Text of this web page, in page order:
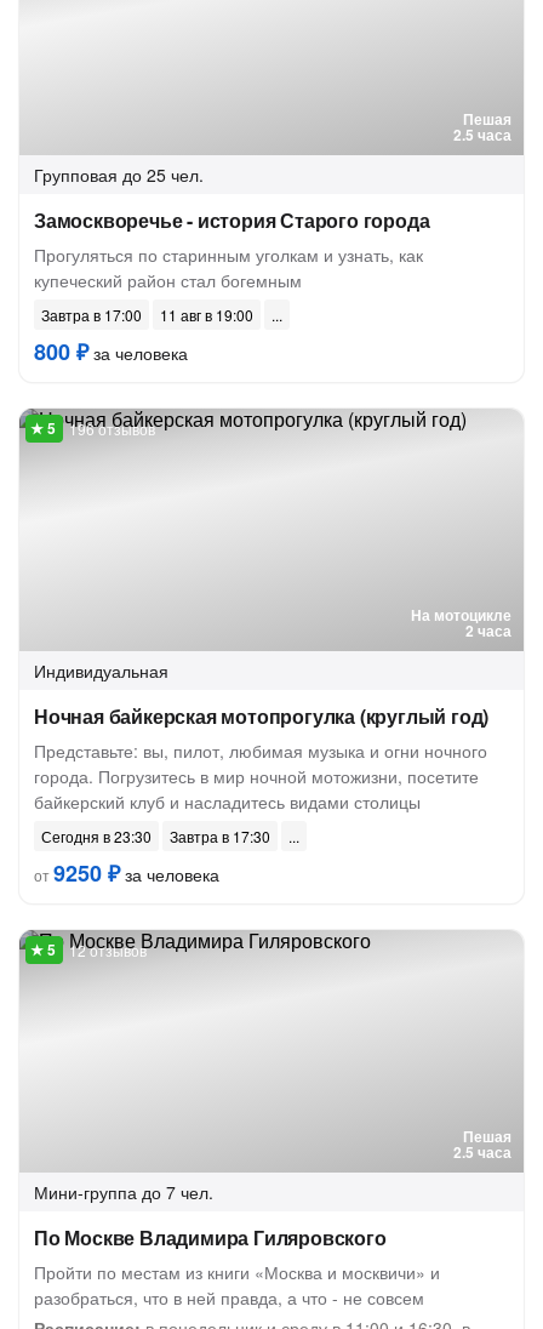
Пешая
2.5 часа
Групповая до 25 чел.
Замоскворечье - история Старого города
Прогуляться по старинным уголкам и узнать, как
купеческий район стал богемным
Завтра в 17:00 11 авг в 19:00
800 ₽за человека
На мотоцикле
2 часа
196 отзывов
Индивидуальная
Ночная байкерская мотопрогулка (круглый год)
Представьте: вы, пилот, любимая музыка и огни ночного
города. Погрузитесь в мир ночной мотожизни, посетите
байкерский клуб и насладитесь видами столицы
Сегодня в 23:30
Завтра в 17:30
от9250 ₽за человека
Пешая
2.5 часа
12 отзывов
Мини-группа до 7 чел.
По Москве Владимира Гиляровского
Пройти по местам из книги «Москва и москвичи» и
разобраться, что в ней правда, а что - не совсем